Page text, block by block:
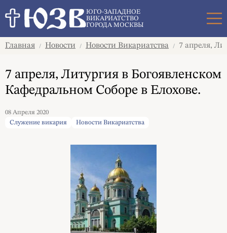
ЮГО-ЗАПАДНОЕ
ВИКАРИАТСТВО
ГОРОДА МОСКВЫ
Главная / Новости / Новости Викариатства / 7 апреля,
7 апреля, Литургия в Богоявленском
Кафедральном Соборе в Елохове.
08 Апреля 2020
Служение викария
Новости Викариатства